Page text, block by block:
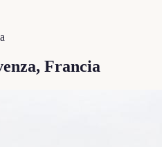
Francia